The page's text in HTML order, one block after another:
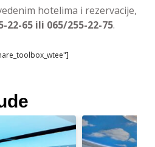
hotelima i rezervacije,
22-65 ili 065/255-22-75.